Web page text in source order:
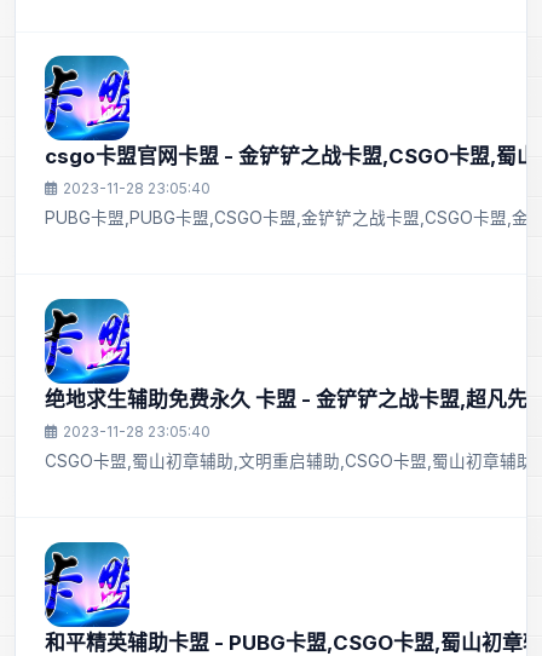
csgo卡盟官网卡盟 - 金铲铲之战卡盟,CSGO卡盟,蜀
2023-11-28 23:05:40
PUBG卡盟,PUBG卡盟,CSGO卡盟,金铲铲之战卡盟,CSGO卡盟,
绝地求生辅助免费永久 卡盟 - 金铲铲之战卡盟,超凡先
2023-11-28 23:05:40
CSGO卡盟,蜀山初章辅助,文明重启辅助,CSGO卡盟,蜀山初章辅
和平精英辅助卡盟 - PUBG卡盟,CSGO卡盟,蜀山初章